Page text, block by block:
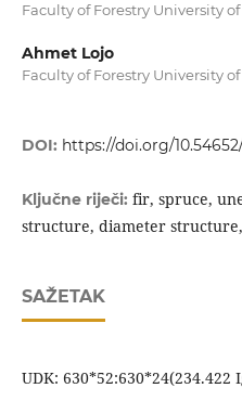
Faculty of Forestry University
Ahmet Lojo
Faculty of Forestry University
DOI: https://doi.org/10.54652/
Ključne riječi: fir, spruce,
structure, diameter
SAŽETAK
UDK: 630*52:630*24(234.422